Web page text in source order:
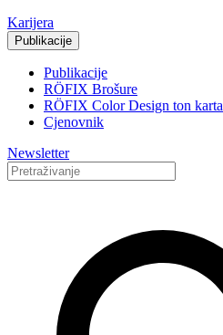
Karijera
Publikacije
Publikacije
RÖFIX Brošure
RÖFIX Color Design ton karta
Cjenovnik
Newsletter